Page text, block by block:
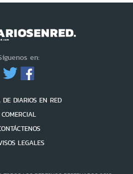
en:
DE DIARIOS EN RED
COMERCIAL
LEGALES